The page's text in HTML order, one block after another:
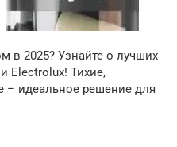
в 2025? Узнайте о лучших
Electrolux! Тихие,
– идеальное решение для